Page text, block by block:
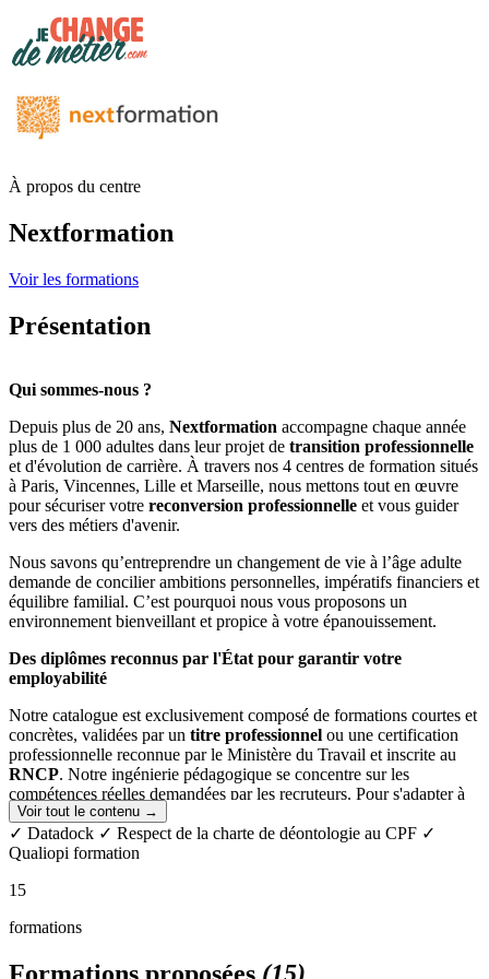
À propos du centre
Nextformation
Voir les formations
Présentation
Qui sommes-nous ?
Depuis plus de 20 ans, Nextformation accompagne chaque année
plus de 1 000 adultes dans leur projet de transition professionnelle
et d'évolution de carrière. À travers nos 4 centres de formation situés
à Paris, Vincennes, Lille et Marseille, nous mettons tout en œuvre
pour sécuriser votre reconversion professionnelle et vous guider
vers des métiers d'avenir.
Nous savons qu’entreprendre un changement de vie à l’âge adulte
demande de concilier ambitions personnelles, impératifs financiers et
équilibre familial. C’est pourquoi nous vous proposons un
environnement bienveillant et propice à votre épanouissement.
Des diplômes reconnus par l'État pour garantir votre
employabilité
Notre catalogue est exclusivement composé de formations courtes et
concrètes, validées par un titre professionnel ou une certification
professionnelle reconnue par le Ministère du Travail et inscrite au
RNCP. Notre ingénierie pédagogique se concentre sur les
compétences réelles demandées par les recruteurs. Pour s'adapter à
votre rythme et à votre expérience acquise, tous nos parcours
peuvent également se découper en blocs de compétences.
Bac+3)
Voir tout le contenu →
✓ Datadock ✓ Respect de la charte de déontologie au CPF ✓
Qualiopi formation
15
formations
Formations proposées (15)